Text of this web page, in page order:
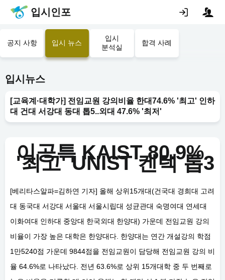
입시인포
공지 사항 입시 뉴스
입시
분석실
합격 사례
입시뉴스
[교육계·대학가] 전임교원 강의비율 한대74.6% '최고' 인하
대 건대 서강대 동대 톱5..외대 47.6% '최저'
이공특 KAIST 80.9%
'최고' UNIST 켄텍 톱3
[베리타스알파=김하연 기자] 올해 상위15개대(건국대 경희대 고려
대 동국대 서강대 서울대 서울시립대 성균관대 숙명여대 연세대
이화여대 인하대 중앙대 한국외대 한양대) 가운데 전임교원 강의
비율이 가장 높은 대학은 한양대다. 한양대는 연간 개설강의 학점
1만5240점 가운데 9844점을 전임교원이 담당해 전임교원 강의 비
율 64.6%로 나타났다. 전년 63.6%로 상위 15개대학 중 두 번째로